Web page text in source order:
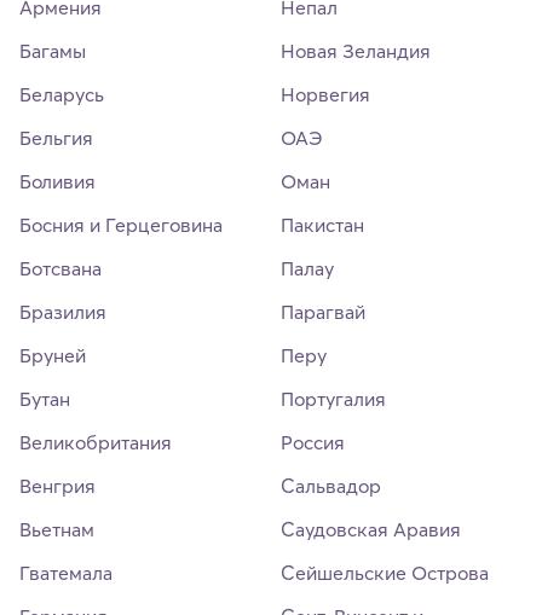
Армения
Багамы
Беларусь
Бельгия
Боливия
Босния и Герцеговина
Ботсвана
Бразилия
Бруней
Бутан
Великобритания
Венгрия
Вьетнам
Гватемала
Непал
Новая Зеландия
Норвегия
ОАЭ
Оман
Пакистан
Палау
Парагвай
Перу
Португалия
Россия
Сальвадор
Саудовская Аравия
Сейшельские Острова